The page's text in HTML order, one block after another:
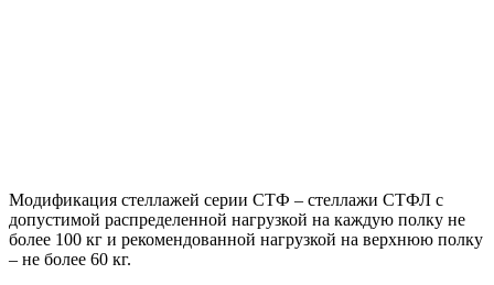
Модификация стеллажей серии СТФ – стеллажи СТФЛ с
допустимой распределенной нагрузкой на каждую полку не
более 100 кг и рекомендованной нагрузкой на верхнюю полку
– не более 60 кг.